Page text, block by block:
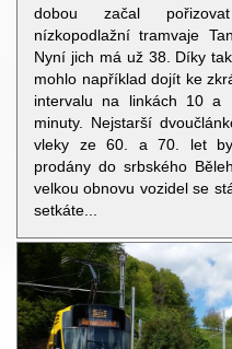
dobou začal pořizovat
nízkopodlažní tramvaje
Nyní jich má už 38. Díky
mohlo například dojít ke
intervalu na linkách 10
minuty. Nejstarší
vleky ze 60. a 70. let
prodány do srbského
velkou obnovu vozidel se
setkáte...